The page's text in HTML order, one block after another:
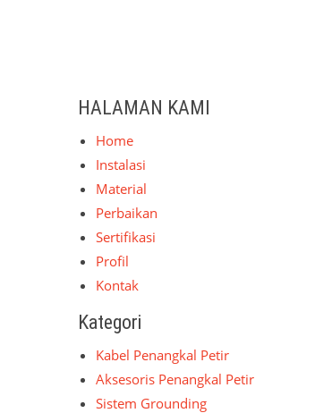
HALAMAN KAMI
Home
Instalasi
Material
Perbaikan
Sertifikasi
Profil
Kontak
Kategori
Kabel Penangkal Petir
Aksesoris Penangkal Petir
Sistem Grounding